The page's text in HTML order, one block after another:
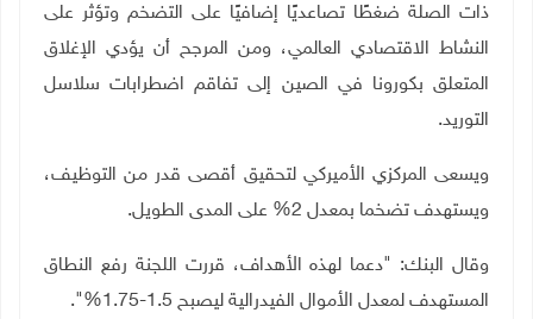
ذات الصلة ضغطًا تصاعديًا إضافيًا على التضخم وتؤثر على
النشاط الاقتصادي العالمي، ومن المرجح أن يؤدي الإغلاق
المتعلق بكورونا في الصين إلى تفاقم اضطرابات سلاسل
التوريد.
ويسعى المركزي الأميركي لتحقيق أقصى قدر من التوظيف،
ويستهدف تضخما بمعدل 2% على المدى الطويل
.
وقال البنك: "دعما لهذه الأهداف، قررت اللجنة رفع النطاق
المستهدف لمعدل الأموال الفيدرالية ليصبح 1.5-1.75%".